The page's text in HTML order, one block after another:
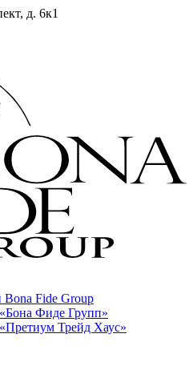
д. 6к1
Fide Group
Фиде Групп»
Трейд Хаус»